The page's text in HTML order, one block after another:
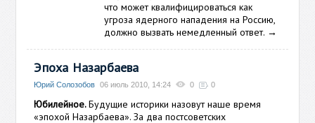
что может квалифицироваться как
угроза ядерного нападения на Россию,
должно вызвать немедленный ответ. →
Эпоха Назарбаева
Юрий Солозобов 06 июль 2010, 14:24 0 0
Юбилейное.Будущие историки назовут наше время
«эпохой Назарбаева». За два постсоветских